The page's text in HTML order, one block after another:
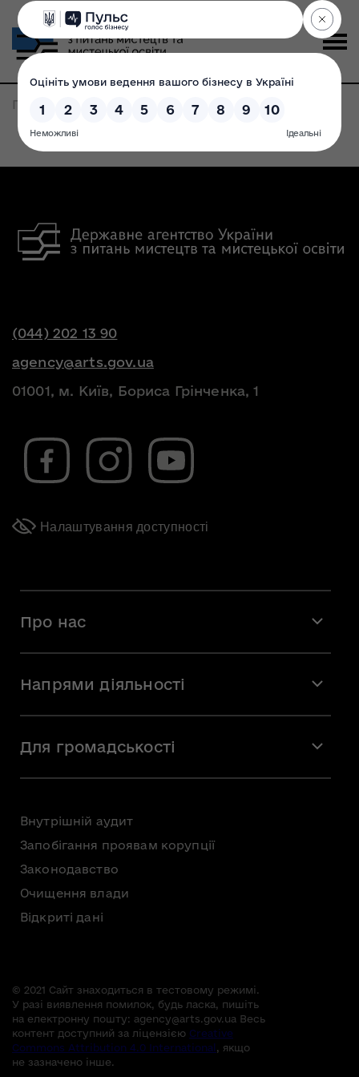
Головна Записи по метке: NoFlyZone
(044) 202 13 90
agency@arts.gov.ua
01001, м. Київ, Бориса Грінченка, 1
Налаштування доступності
Про нас
Команда
Вакансії
Напрями діяльності
Мистецька освіта
Для громадськості
Внутрішній аудит
Запобігання проявам корупції
Законодавство
Очищення влади
Відкриті дані
© 2021 Сайт знаходиться в тестовому режимі.
У разі виявлення помилок, будь ласка, пишіть
на електронну пошту: agency@arts.gov.ua Весь
контент доступний за ліцензією Creative
Commons Attribution 4.0 International , якщо
не зазначено інше.